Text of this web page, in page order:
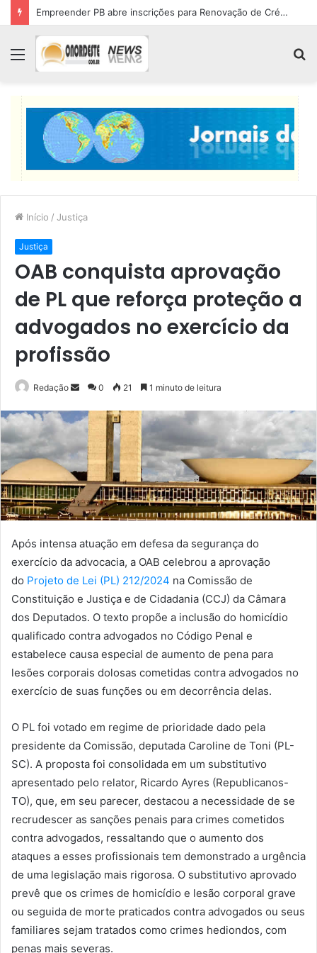
Empreender PB abre inscrições para Renovação de Crédito
Menu
Início / Justiça
Justiça
OAB conquista aprovação
de PL que reforça proteção a
advogados no exercício da
profissão
Redação
Mande
e-
mail
0 21 1 minuto de leitura
Após intensa atuação em defesa da segurança do
exercício da advocacia, a OAB celebrou a aprovação
do Projeto de Lei (PL) 212/2024 na Comissão de
Constituição e Justiça e de Cidadania (CCJ) da Câmara
dos Deputados. O texto propõe a inclusão do homicídio
qualificado contra advogados no Código Penal e
estabelece causa especial de aumento de pena para
lesões corporais dolosas cometidas contra advogados no
exercício de suas funções ou em decorrência delas.
O PL foi votado em regime de prioridade dado pela
presidente da Comissão, deputada Caroline de Toni (PL-
SC). A proposta foi consolidada em um substitutivo
apresentado pelo relator, Ricardo Ayres (Republicanos-
TO), que, em seu parecer, destacou a necessidade de se
recrudescer as sanções penais para crimes cometidos
contra advogados, ressaltando que o aumento dos
ataques a esses profissionais tem demonstrado a urgência
de uma legislação mais rigorosa. O substitutivo aprovado
prevê que os crimes de homicídio e lesão corporal grave
ou seguida de morte praticados contra advogados ou seus
familiares sejam tratados como crimes hediondos, com
penas mais severas.